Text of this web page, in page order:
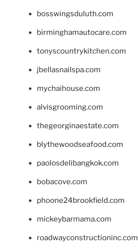
bosswingsduluth.com
birminghamautocare.com
tonyscountrykitchen.com
jbellasnailspa.com
mychaihouse.com
alvisgrooming.com
thegeorginaestate.com
blythewoodseafood.com
paolosdelibangkok.com
bobacove.com
phoone24brookfield.com
mickeybarmama.com
roadwayconstructioninc.com